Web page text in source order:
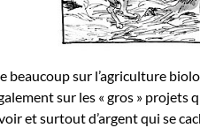
beaucoup sur l’agriculture
sur les « gros » projets
et surtout d’argent qui se